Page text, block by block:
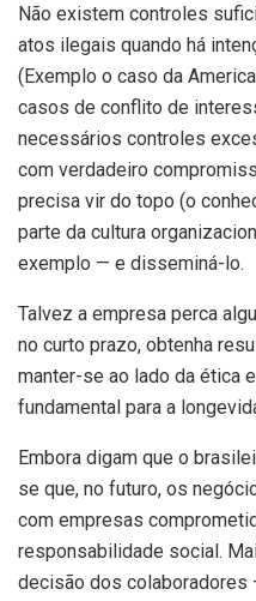
Não existem controles
atos ilegais quando há
(Exemplo o caso da
casos de conflito de
necessários controles
com verdadeiro
precisa vir do topo (o
parte da cultura
exemplo — e disseminá-lo.
Talvez a empresa perca
no curto prazo, obtenha
manter-se ao lado da ética
fundamental para a
Embora digam que o
se que, no futuro, os
com empresas
responsabilidade social.
decisão dos